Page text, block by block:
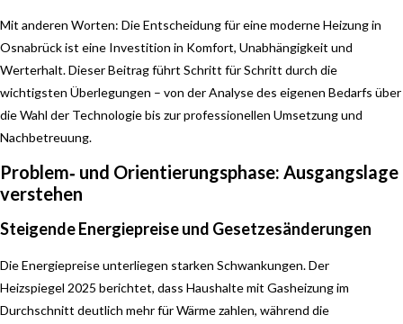
Mit anderen Worten: Die Entscheidung für eine moderne Heizung in
Osnabrück ist eine Investition in Komfort, Unabhängigkeit und
Werterhalt. Dieser Beitrag führt Schritt für Schritt durch die
wichtigsten Überlegungen – von der Analyse des eigenen Bedarfs über
die Wahl der Technologie bis zur professionellen Umsetzung und
Nachbetreuung.
Problem‑ und Orientierungsphase: Ausgangslage
verstehen
Steigende Energiepreise und Gesetzesänderungen
Die Energiepreise unterliegen starken Schwankungen. Der
Heizspiegel 2025 berichtet, dass Haushalte mit Gasheizung im
Durchschnitt deutlich mehr für Wärme zahlen, während die